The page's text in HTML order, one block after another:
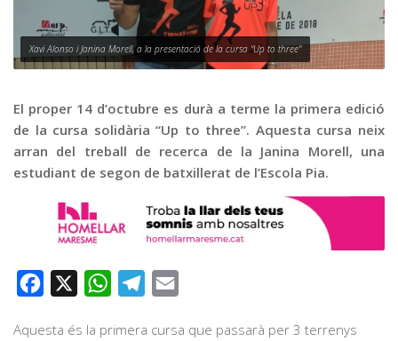
Publicitat
Contacte
Xavi Alonso i Janina Morell, a la presentació de la cursa "Up to three"
El proper 14 d’octubre es durà a terme la primera edició
de la cursa solidària “Up to three”. Aquesta cursa neix
arran del treball de recerca de la Janina Morell, una
estudiant de segon de batxillerat de l’Escola Pia.
Facebook WhatsAppTelegram
Aquesta és la primera cursa que passarà per 3 terrenys